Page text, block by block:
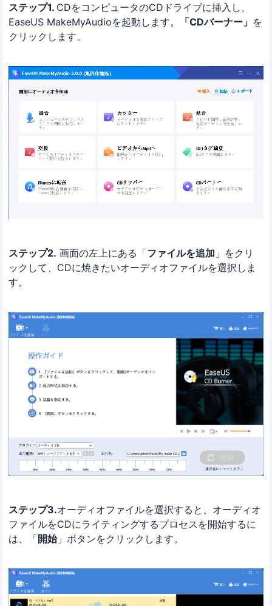
ステップ1. CDをコンピュータのCDドライブに挿入し、
EaseUS MakeMyAudioを起動します。
「CDバーナー」 を
クリックします。
ステップ2. 画面の左上にある「ファイルを追加 」をクリ
ックして、CDに焼きたいオーディオファイルを選択しま
す。
ステップ3.オーディオファイルを選択すると、オーディオ
ファイルをCDにライティングするプロセスを開始するに
は、「開始」ボタンをクリックします。